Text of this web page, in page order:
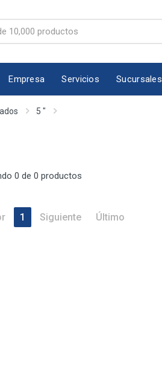
Empresa Servicios Sucursales
5 "
0 de 0 productos
1 Siguiente Último